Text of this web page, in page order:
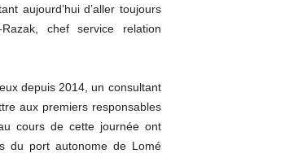
aujourd’hui d’aller toujours
chef service relation
depuis 2014, un consultant
aux premiers responsables
cours de cette journée ont
du port autonome de Lomé